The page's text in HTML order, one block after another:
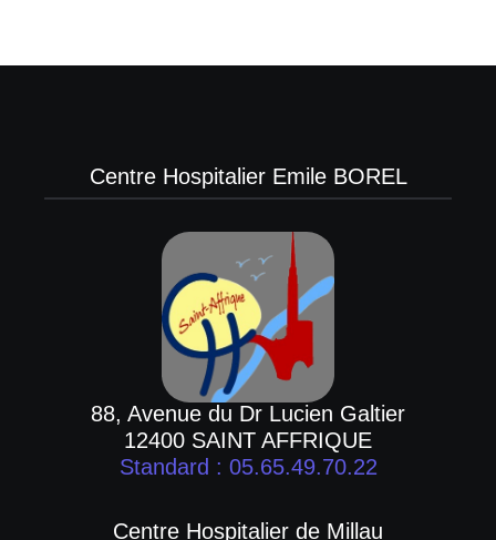
Centre Hospitalier Emile BOREL
88, Avenue du Dr Lucien Galtier
12400 SAINT AFFRIQUE
Standard : 05.65.49.70.22
Centre Hospitalier de Millau